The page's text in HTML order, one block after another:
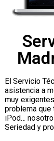
El Servicio
asistencia a
muy
problema que
iPod…
Seriedad y